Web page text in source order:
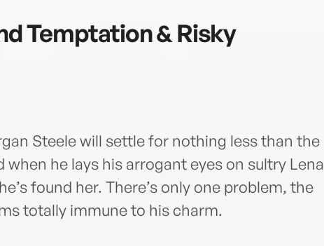
Temptation & Risky
Steele will settle for nothing less than the
he lays his arrogant eyes on sultry Lena
found her. There’s only one problem, the
totally immune to his charm.